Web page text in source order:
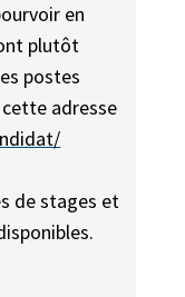
en
plutôt
postes
adresse
de stages et